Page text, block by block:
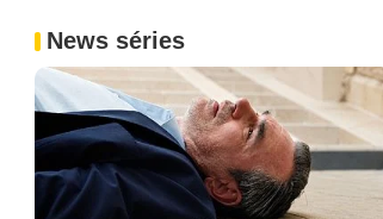
News séries